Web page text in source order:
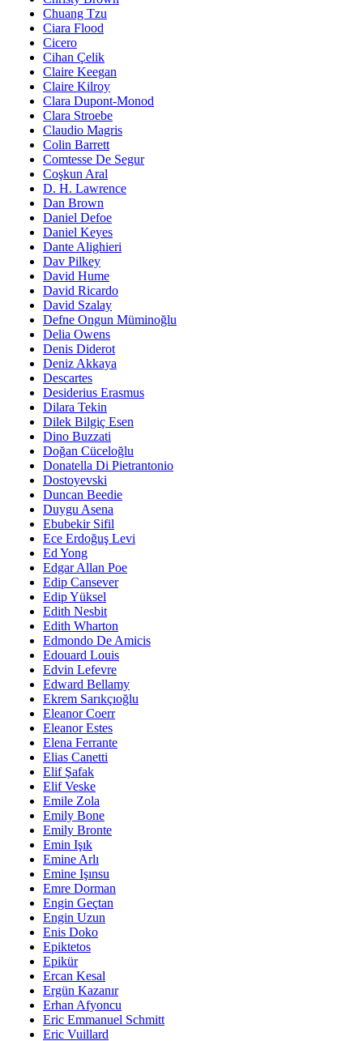
Chuang Tzu
Ciara Flood
Cicero
Cihan Çelik
Claire Keegan
Claire Kilroy
Clara Dupont-Monod
Clara Stroebe
Claudio Magris
Colin Barrett
Comtesse De Segur
Coşkun Aral
D. H. Lawrence
Dan Brown
Daniel Defoe
Daniel Keyes
Dante Alighieri
Dav Pilkey
David Hume
David Ricardo
David Szalay
Defne Ongun Müminoğlu
Delia Owens
Denis Diderot
Deniz Akkaya
Descartes
Desiderius Erasmus
Dilara Tekin
Dilek Bilgiç Esen
Dino Buzzati
Doğan Cüceloğlu
Donatella Di Pietrantonio
Dostoyevski
Duncan Beedie
Duygu Asena
Ebubekir Sifil
Ece Erdoğuş Levi
Ed Yong
Edgar Allan Poe
Edip Cansever
Edip Yüksel
Edith Nesbit
Edith Wharton
Edmondo De Amicis
Edouard Louis
Edvin Lefevre
Edward Bellamy
Ekrem Sarıkçıoğlu
Eleanor Coerr
Eleanor Estes
Elena Ferrante
Elias Canetti
Elif Şafak
Elif Veske
Emile Zola
Emily Bone
Emily Bronte
Emin Işık
Emine Arlı
Emine Işınsu
Emre Dorman
Engin Geçtan
Engin Uzun
Enis Doko
Epiktetos
Epikür
Ercan Kesal
Ergün Kazanır
Erhan Afyoncu
Eric Emmanuel Schmitt
Eric Vuillard